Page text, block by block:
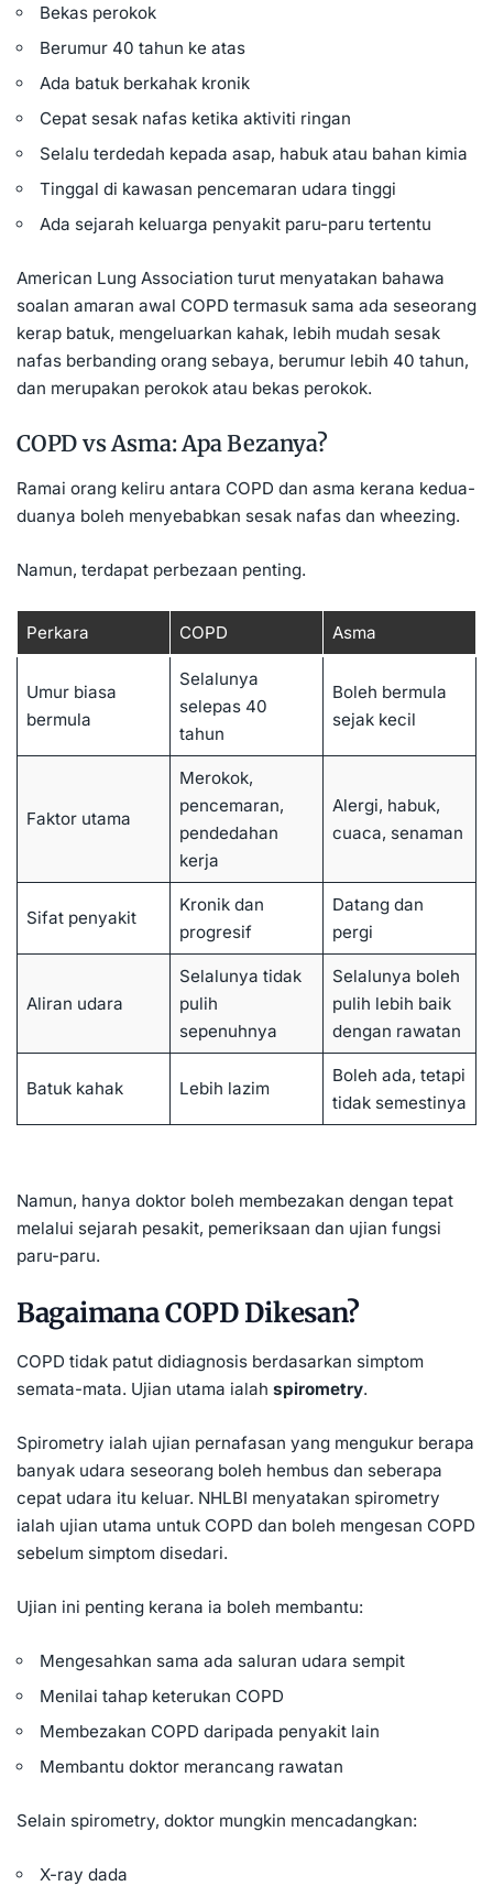
Bekas perokok
Berumur 40 tahun ke atas
Ada batuk berkahak kronik
Cepat sesak nafas ketika aktiviti ringan
Selalu terdedah kepada asap, habuk atau bahan kimia
Tinggal di kawasan pencemaran udara tinggi
Ada sejarah keluarga penyakit paru-paru tertentu
American Lung Association turut menyatakan bahawa
soalan amaran awal COPD termasuk sama ada seseorang
kerap batuk, mengeluarkan kahak, lebih mudah sesak
nafas berbanding orang sebaya, berumur lebih 40 tahun,
dan merupakan perokok atau bekas perokok.
COPD vs Asma: Apa Bezanya?
Ramai orang keliru antara COPD dan asma kerana kedua-
duanya boleh menyebabkan sesak nafas dan wheezing.
Namun, terdapat perbezaan penting.
Perkara COPD Asma
Umur biasa
bermula
Selalunya
selepas 40
tahun
Boleh bermula
sejak kecil
Faktor utama
Merokok,
pencemaran,
pendedahan
kerja
Alergi, habuk,
cuaca, senaman
Sifat penyakit
Kronik dan
progresif
Datang dan
pergi
Aliran udara
Selalunya tidak
pulih
sepenuhnya
Selalunya boleh
pulih lebih baik
dengan rawatan
Batuk kahak Lebih lazim
Boleh ada, tetapi
tidak semestinya
Namun, hanya doktor boleh membezakan dengan tepat
melalui sejarah pesakit, pemeriksaan dan ujian fungsi
paru-paru.
Bagaimana COPD Dikesan?
COPD tidak patut didiagnosis berdasarkan simptom
semata-mata. Ujian utama ialah spirometry.
Spirometry ialah ujian pernafasan yang mengukur berapa
banyak udara seseorang boleh hembus dan seberapa
cepat udara itu keluar. NHLBI menyatakan spirometry
ialah ujian utama untuk COPD dan boleh mengesan COPD
sebelum simptom disedari.
Ujian ini penting kerana ia boleh membantu:
Mengesahkan sama ada saluran udara sempit
Menilai tahap keterukan COPD
Membezakan COPD daripada penyakit lain
Membantu doktor merancang rawatan
Selain spirometry, doktor mungkin mencadangkan:
X-ray dada